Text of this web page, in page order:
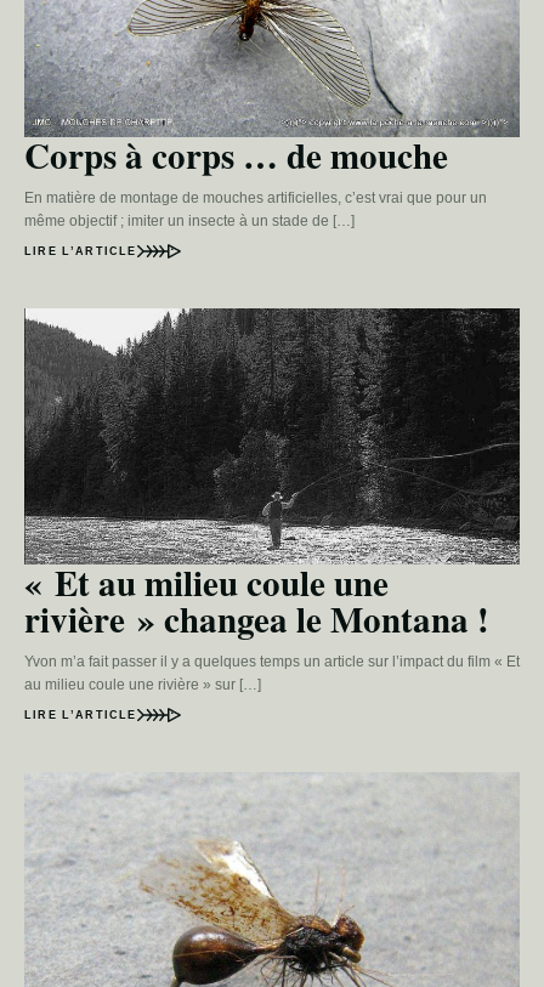
Corps à corps … de mouche
En matière de montage de mouches artificielles, c’est vrai que pour un
même objectif ; imiter un insecte à un stade de […]
LIRE L’ARTICLE
« Et au milieu coule une
rivière » changea le Montana !
Yvon m’a fait passer il y a quelques temps un article sur l’impact du film « Et
au milieu coule une rivière » sur […]
LIRE L’ARTICLE